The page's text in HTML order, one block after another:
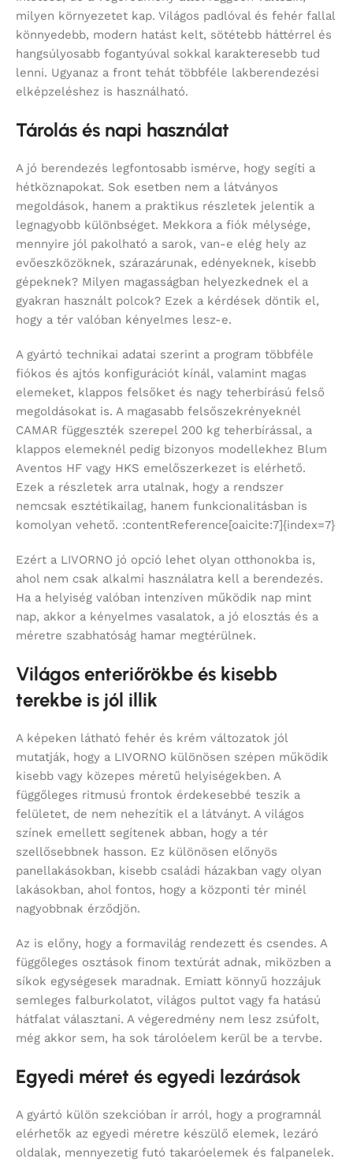
milyen környezetet kap. Világos padlóval és fehér fallal
könnyedebb, modern hatást kelt, sötétebb háttérrel és
hangsúlyosabb fogantyúval sokkal karakteresebb tud
lenni. Ugyanaz a front tehát többféle lakberendezési
elképzeléshez is használható.
Tárolás és napi használat
A jó berendezés legfontosabb ismérve, hogy segíti a
hétköznapokat. Sok esetben nem a látványos
megoldások, hanem a praktikus részletek jelentik a
legnagyobb különbséget. Mekkora a fiók mélysége,
mennyire jól pakolható a sarok, van-e elég hely az
evőeszközöknek, szárazárunak, edényeknek, kisebb
gépeknek? Milyen magasságban helyezkednek el a
gyakran használt polcok? Ezek a kérdések döntik el,
hogy a tér valóban kényelmes lesz-e.
A gyártó technikai adatai szerint a program többféle
fiókos és ajtós konfigurációt kínál, valamint magas
elemeket, klappos felsőket és nagy teherbírású felső
megoldásokat is. A magasabb felsőszekrényeknél
CAMAR függeszték szerepel 200 kg teherbírással, a
klappos elemeknél pedig bizonyos modellekhez Blum
Aventos HF vagy HKS emelőszerkezet is elérhető.
Ezek a részletek arra utalnak, hogy a rendszer
nemcsak esztétikailag, hanem funkcionalitásban is
komolyan vehető. :contentReference[oaicite:7]{index=7}
Ezért a LIVORNO jó opció lehet olyan otthonokba is,
ahol nem csak alkalmi használatra kell a berendezés.
Ha a helyiség valóban intenzíven működik nap mint
nap, akkor a kényelmes vasalatok, a jó elosztás és a
méretre szabhatóság hamar megtérülnek.
Világos enteriőrökbe és kisebb
terekbe is jól illik
A képeken látható fehér és krém változatok jól
mutatják, hogy a LIVORNO különösen szépen működik
kisebb vagy közepes méretű helyiségekben. A
függőleges ritmusú frontok érdekesebbé teszik a
felületet, de nem nehezítik el a látványt. A világos
színek emellett segítenek abban, hogy a tér
szellősebbnek hasson. Ez különösen előnyös
panellakásokban, kisebb családi házakban vagy olyan
lakásokban, ahol fontos, hogy a központi tér minél
nagyobbnak érződjön.
Az is előny, hogy a formavilág rendezett és csendes. A
függőleges osztások finom textúrát adnak, miközben a
síkok egységesek maradnak. Emiatt könnyű hozzájuk
semleges falburkolatot, világos pultot vagy fa hatású
hátfalat választani. A végeredmény nem lesz zsúfolt,
még akkor sem, ha sok tárolóelem kerül be a tervbe.
Egyedi méret és egyedi lezárások
A gyártó külön szekcióban ír arról, hogy a programnál
elérhetők az egyedi méretre készülő elemek, lezáró
oldalak, mennyezetig futó takaróelemek és falpanelek.